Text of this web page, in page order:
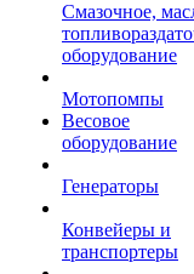
Смазочное,
оборудование
Мотопомпы
Весовое
оборудование
Генераторы
Конвейеры и
транспортеры